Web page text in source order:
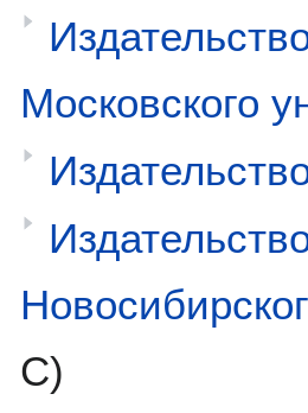
Московского
С)